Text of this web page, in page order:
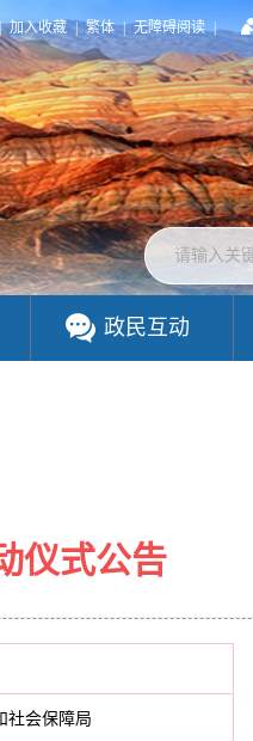
| 加入收藏 | 繁体 | 无障碍阅读 |
政民互动
仪式公告
社会保障局